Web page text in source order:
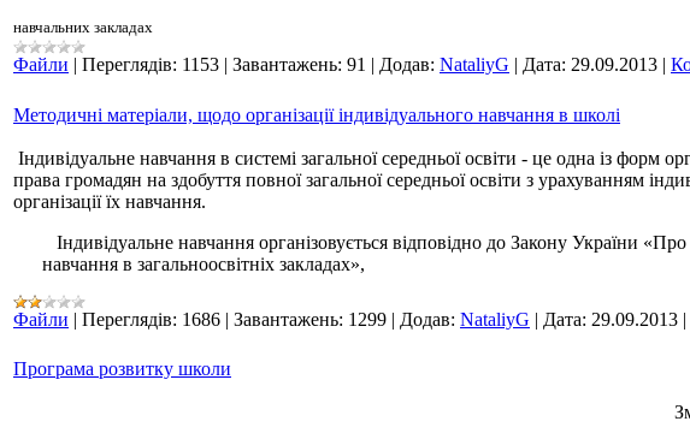
навчальних закладах
Файли | Переглядів: 1153 | Завантажень: 91 | Додав: NataliyG | Дата: 29.09.2013 |
Методичні матеріали, щодо організації індивідуального навчання в школі
Індивідуальне навчання в системі загальної середньої освіти - це одна із форм
права громадян на здобуття повної загальної середньої освіти з урахуванням
організації їх навчання.
Індивідуальне навчання організовується відповідно до Закону України
навчання в загальноосвітніх закладах»,
Файли | Переглядів: 1686 | Завантажень: 1299 | Додав: NataliyG | Дата: 29.09.2013 |
Програма розвитку школи